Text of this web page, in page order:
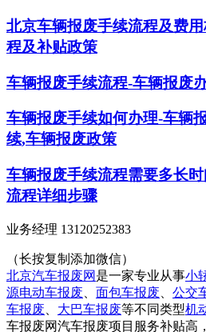
北京车辆报废手续流程及费
程及补贴政策
车辆报废手续流程-车辆报废
车辆报废手续如何办理-车辆
续,车辆报废政策
车辆报废手续流程需要多长
流程详细步骤
业务经理 13120252383
（长按复制添加微信）
北京汽车报废网 是一家专业从事小
源电动车报废
面包车报废 公交
车报废
大巴车报废等不同类型机
车报废网汽车报废项目服务补贴高